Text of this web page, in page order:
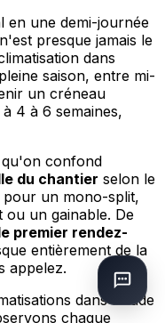
en une demi-journée
presque jamais le
dans
saison, entre mi-
un créneau
4 à 6 semaines,
qu'on confond
du chantier selon le
pour un mono-split,
un gainable. De
premier rendez-
entièrement de la
appelez.
dans l'Aude
chaque